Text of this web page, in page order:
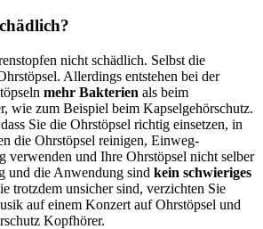
nicht schädlich. Selbst die
Allerdings entstehen bei der
mehr Bakterien als beim
wie zum Beispiel beim Kapselgehörschutz.
Sie die Ohrstöpsel richtig einsetzen, in
die Ohrstöpsel reinigen, Einweg-
verwenden und Ihre Ohrstöpsel nicht selber
und die Anwendung sind kein schwieriges
trotzdem unsicher sind, verzichten Sie
auf einem Konzert auf Ohrstöpsel und
Kopfhörer.